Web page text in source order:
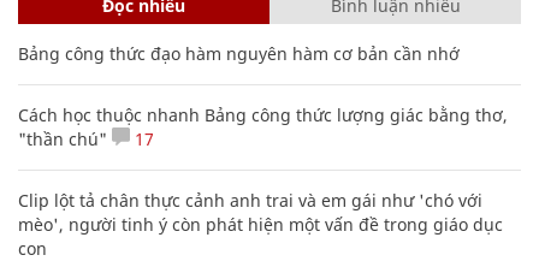
Đọc nhiều Bình luận nhiều
Bảng công thức đạo hàm nguyên hàm cơ bản cần nhớ
Cách học thuộc nhanh Bảng công thức lượng giác bằng thơ,
"thần chú"
17
Clip lột tả chân thực cảnh anh trai và em gái như 'chó với
mèo', người tinh ý còn phát hiện một vấn đề trong giáo dục
con